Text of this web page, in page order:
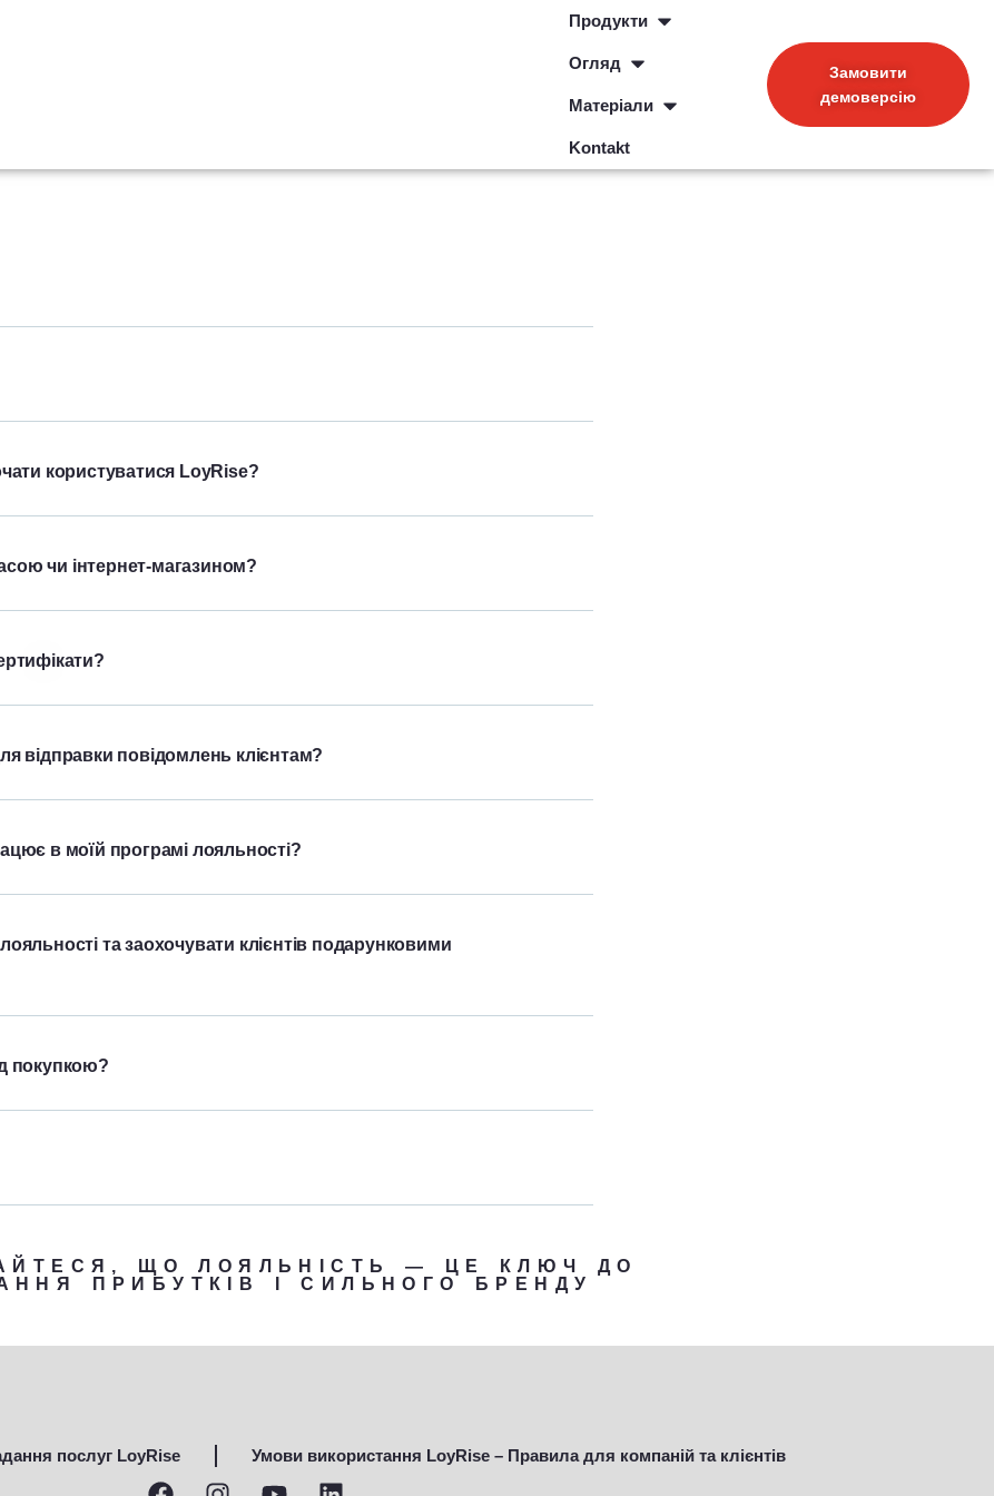
Продукти
Огляд
Матеріали
Kontakt
Замовити
демоверсію
користуватися LoyRise?
чи інтернет-магазином?
відправки повідомлень клієнтам?
в моїй програмі лояльності?
та заохочувати клієнтів подарунковими
покупкою?
ЩО ЛОЯЛЬНІСТЬ — ЦЕ КЛЮЧ ДО
ПРИБУТКІВ І СИЛЬНОГО БРЕНДУ
послуг LoyRise Умови використання LoyRise – Правила для компаній та клієнтів